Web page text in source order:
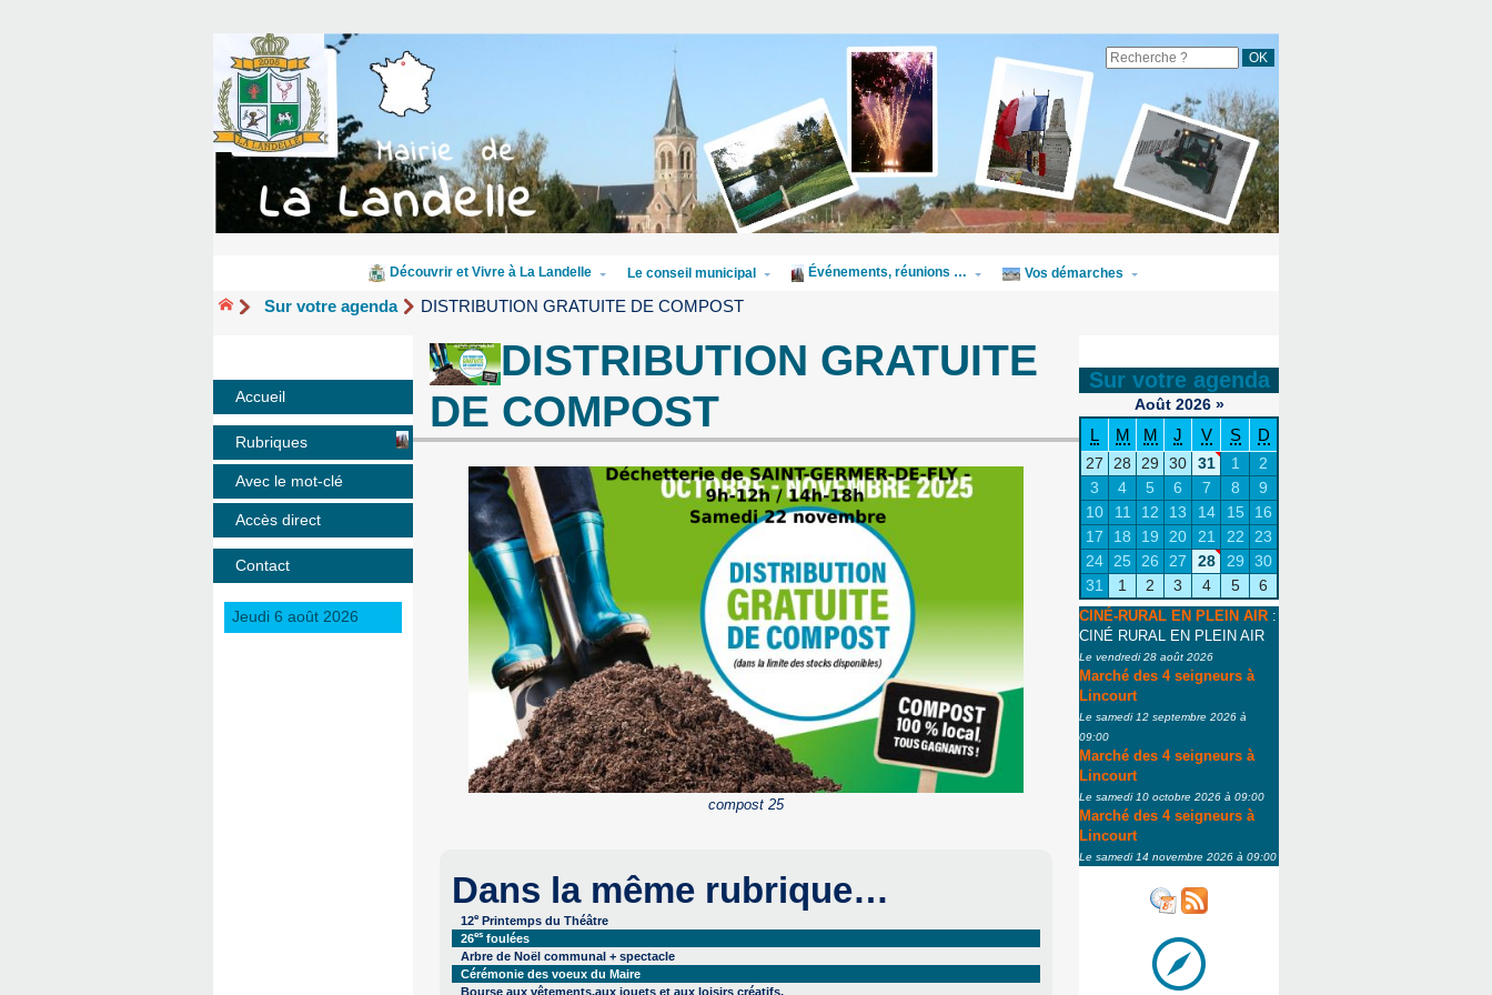
Découvrir et Vivre à La Landelle Le conseil municipal Événements, réunions … Vos démarches
Sur votre agenda DISTRIBUTION GRATUITE DE COMPOST
DISTRIBUTION GRATUITE
DE COMPOST
compost 25
Dans la même rubrique…
12e Printemps du Théâtre
26es foulées
Arbre de Noël communal + spectacle
Cérémonie des voeux du Maire
Bourse aux vêtements,aux jouets et aux loisirs créatifs,
Accueil
Rubriques
Avec le mot-clé
Accès direct
Contact
Jeudi 6 août 2026
Sur votre agenda
Août 2026 »
L M M J V S D
27 28 29 30 31 1
2
3
4 5 6 7 8
9
10
11 12 13 14 15
16
17
18 19 20 21 22
23
24
25 26 27 28 29
30
31
1 2 3 4 5 6
CINÉ-RURAL EN PLEIN AIR :
CINÉ RURAL EN PLEIN AIR
Le vendredi 28 août 2026
Marché des 4 seigneurs à
Lincourt
Le samedi 12 septembre 2026 à
09:00
Marché des 4 seigneurs à
Lincourt
Le samedi 10 octobre 2026 à 09:00
Marché des 4 seigneurs à
Lincourt
Le samedi 14 novembre 2026 à 09:00